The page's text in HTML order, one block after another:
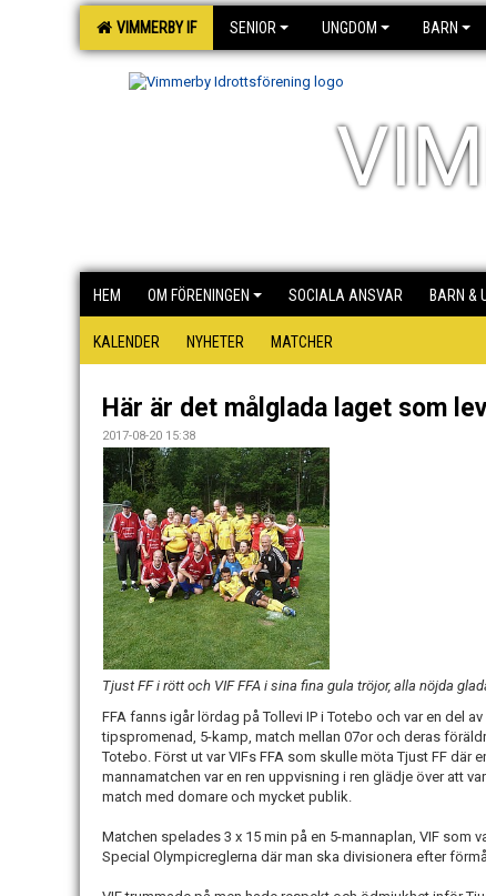
VIMMERBY IF SENIOR UNGDOM BARN
HEM OM FÖRENINGEN SOCIALA ANSVAR BARN &
KALENDER NYHETER MATCHER
Här är det målglada laget som
2017-08-20 15:38
Tjust FF i rött och VIF FFA i sina fina gula tröjor, alla nöjda
FFA fanns igår lördag på Tollevi IP i Totebo och var en del
tipspromenad, 5-kamp, match mellan 07or och deras
Totebo. Först ut var VIFs FFA som skulle möta Tjust FF där
mannamatchen var en ren uppvisning i ren glädje över att
match med domare och mycket publik.
Matchen spelades 3 x 15 min på en 5-mannaplan, VIF som
Special Olympicreglerna där man ska divisionera efter